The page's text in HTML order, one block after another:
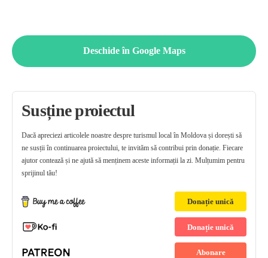
Deschide în Google Maps
Susține proiectul
Dacă apreciezi articolele noastre despre turismul local în Moldova și dorești să
ne susții în continuarea proiectului, te invităm să contribui prin donație. Fiecare
ajutor contează și ne ajută să menținem aceste informații la zi. Mulțumim pentru
sprijinul tău!
Donație unică
Donație unică
Abonare